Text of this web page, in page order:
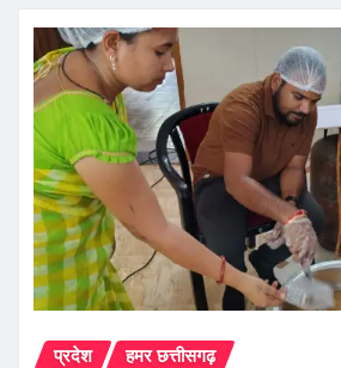
प्रदेश हमर छत्तीसगढ़